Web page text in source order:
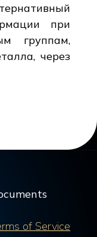
при
группам,
через
of Service